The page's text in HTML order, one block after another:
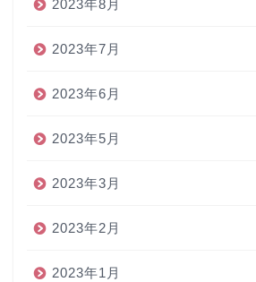
2023年8月
2023年7月
2023年6月
2023年5月
2023年3月
2023年2月
2023年1月